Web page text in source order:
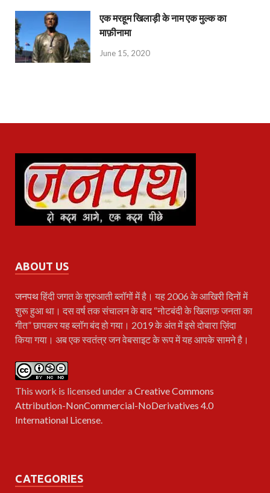
एक मरहूम खिलाड़ी के नाम एक मुल्क का
माफ़ीनामा
June 15, 2020
ABOUT US
जनपथहिंदी जगत के शुरुआती ब्लॉगों में है। यह 2006 के आखिरी दिनों में
शुरू हुआ था। दस वर्ष तक संचालन के बाद “नोटबंदी के खिलाफ़ जनता का
गीत” छापकर यह ब्लॉग बंद हो गया। 2019 के अंत में इसे दोबारा ज़िंदा
किया गया। अब एक स्वतंत्र जन वेबसाइट के रूप में यह आपके सामने है।
This work is licensed under aCreative Commons
Attribution-NonCommercial-NoDerivatives 4.0
International License.
CATEGORIES